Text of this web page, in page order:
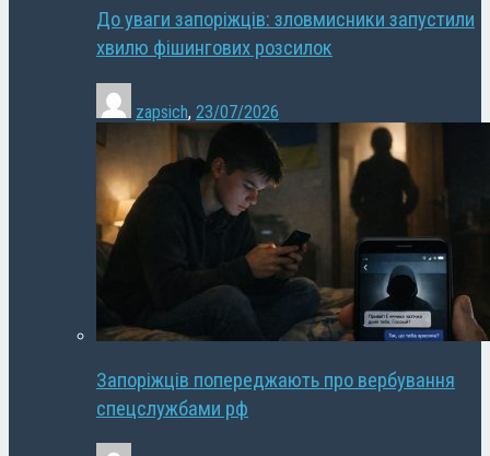
До уваги запоріжців: зловмисники запустили
хвилю фішингових розсилок
zapsich, 23/07/2026
Запоріжців попереджають про вербування
спецслужбами рф